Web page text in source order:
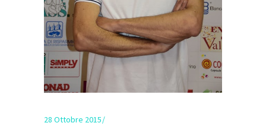
28 Ottobre 2015